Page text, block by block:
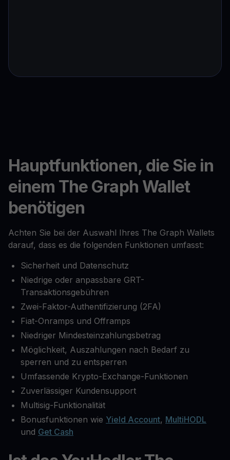
Hauptfunktionen, die Sie in
einem The Graph Wallet
benötigen
Achten Sie bei der Auswahl Ihres The Graph Wallets
darauf, dass es die folgenden Funktionen umfasst:
Sicherheit und Datenschutz
Niedrige oder anpassbare GRT-
Transaktionsgebühren
Zwei-Faktor-Authentifizierung (2FA)
Fiat-Onramps und Offramps
Niedriger Mindesteinzahlungsbetrag
Möglichkeit, Auszahlungen nach Bedarf zu
sperren und zu entsperren
Umfassende Krypto-Exchange-Funktionen
Zuverlässiger Kundensupport
Multisig-Funktionalität
Bonusfunktionen wie Yield Account, MultiHODL
und Get Cash